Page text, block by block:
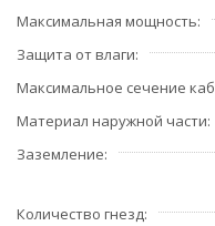
Максимальная мощность
Защита от влаги
Максимальное сечение
Материал наружной части
Заземление
Количество гнезд